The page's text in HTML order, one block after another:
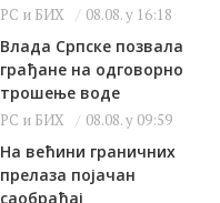
РС и БИХ 08.08. у 16:18
Влада Српске позвала
грађане на одговорно
трошење воде
РС и БИХ 08.08. у 09:59
На већини граничних
прелаза појачан
саобраћај